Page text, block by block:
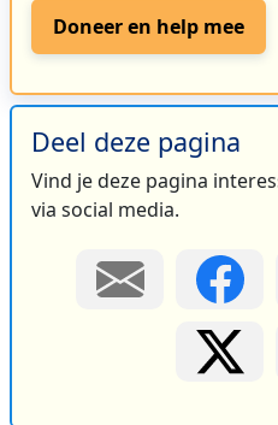
Doneer en help mee
Deel deze pagina
Vind je deze pagina
via social media.